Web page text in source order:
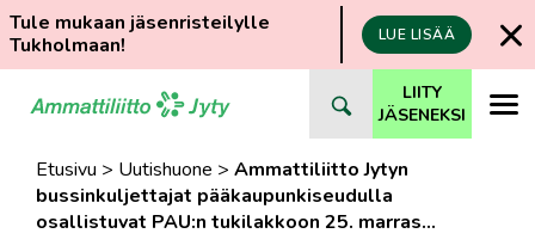
Tule mukaan jäsenristeilylle
Tukholmaan!
LUE LISÄÄ
suoraan
LIITY
JÄSENEKSI
Etusivu > Uutishuone > Ammattiliitto Jytyn
bussinkuljettajat pääkaupunkiseudulla
osallistuvat PAU:n tukilakkoon 25. marras…